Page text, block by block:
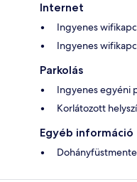
Internet
Ingyenes
Ingyenes
Parkolás
Ingyenes egyéni
Korlátozott
Egyéb információ